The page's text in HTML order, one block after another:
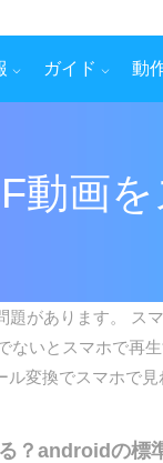
ガイド 動
動画
があります。 ス
ないとスマホで再
変換でスマホで見
？androidの標